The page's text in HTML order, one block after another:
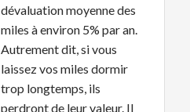
dévaluation moyenne des
miles à environ 5% par an.
Autrement dit, si vous
laissez vos miles dormir
trop longtemps, ils
perdront de leur valeur. Il